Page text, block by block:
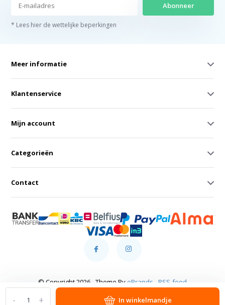
+
- In winkelmandje
Abonneer
* Lees hier de wettelijke beperkingen
Meer informatie
Klantenservice
Mijn account
Categorieën
Contact
© Copyright 2026 - Theme By eBrands RSS-feed